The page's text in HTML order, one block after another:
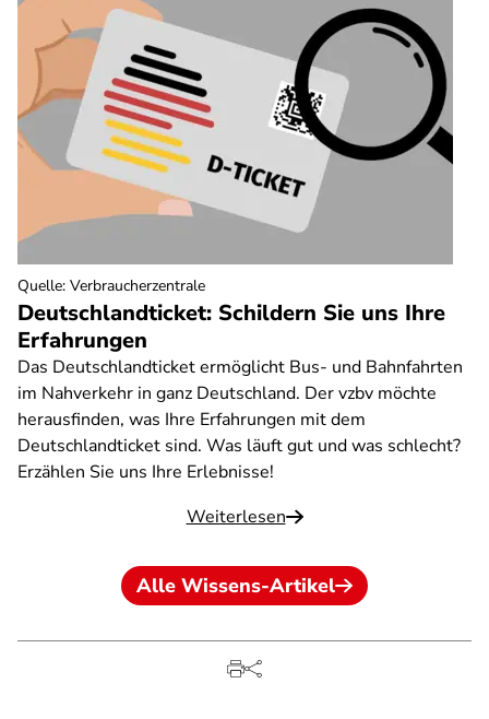
Deutschlandticket: Schildern Sie uns Ihre
Erfahrungen
Das Deutschlandticket ermöglicht Bus- und Bahnfahrten
im Nahverkehr in ganz Deutschland. Der vzbv möchte
herausfinden, was Ihre Erfahrungen mit dem
Deutschlandticket sind. Was läuft gut und was schlecht?
Erzählen Sie uns Ihre Erlebnisse!
Weiterlesen
Quelle: Verbraucherzentrale
Alle Wissens-Artikel